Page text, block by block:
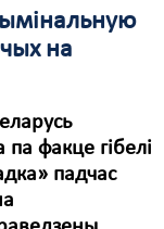
на
факце гібелі
падчас